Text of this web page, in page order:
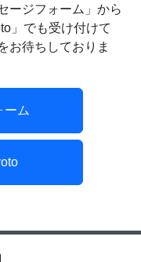
ージフォーム」から
」でも受け付けて
お待ちしておりま
ーム